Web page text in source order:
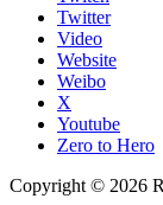
Twitter
Video
Website
Weibo
X
Youtube
Zero to Hero
Copyright © 2026